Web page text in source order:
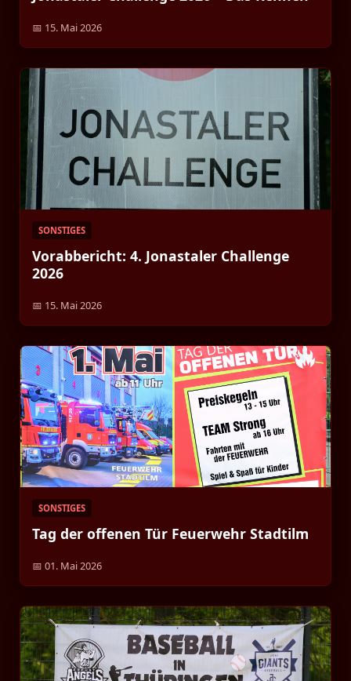
📅 15. Mai 2026
SONSTIGES
Vorabbericht: 4. Jonastaler Challenge
2026
📅 15. Mai 2026
SONSTIGES
Tag der offenen Tür Feuerwehr Stadtilm
📅 01. Mai 2026